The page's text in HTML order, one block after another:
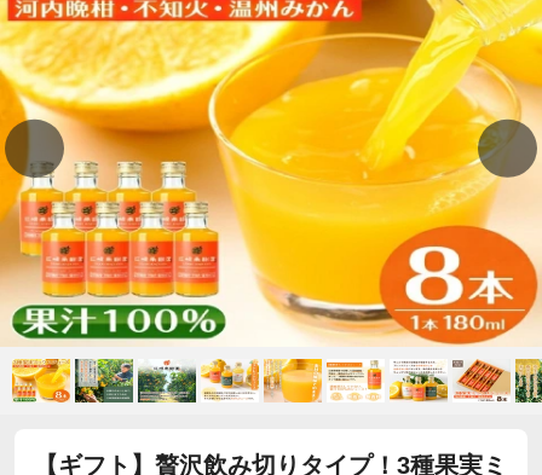
【ギフト】贅沢飲み切りタイプ！3種果実ミ